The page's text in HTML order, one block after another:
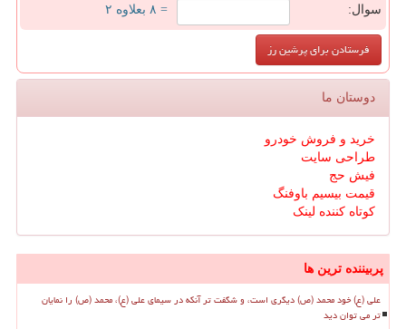
سوال: = ۸ بعلاوه ۲
دوستان ما
خرید و فروش خودرو
طراحی سایت
فیش حج
قیمت بیسیم باوفنگ
کوتاه کننده لینک
پربیننده ترین ها
علی (ع) خود محمد (ص) دیگری است، و شگفت تر آنکه در سیمای علی (ع)، محمد (ص) را نمایان
تر می توان دید